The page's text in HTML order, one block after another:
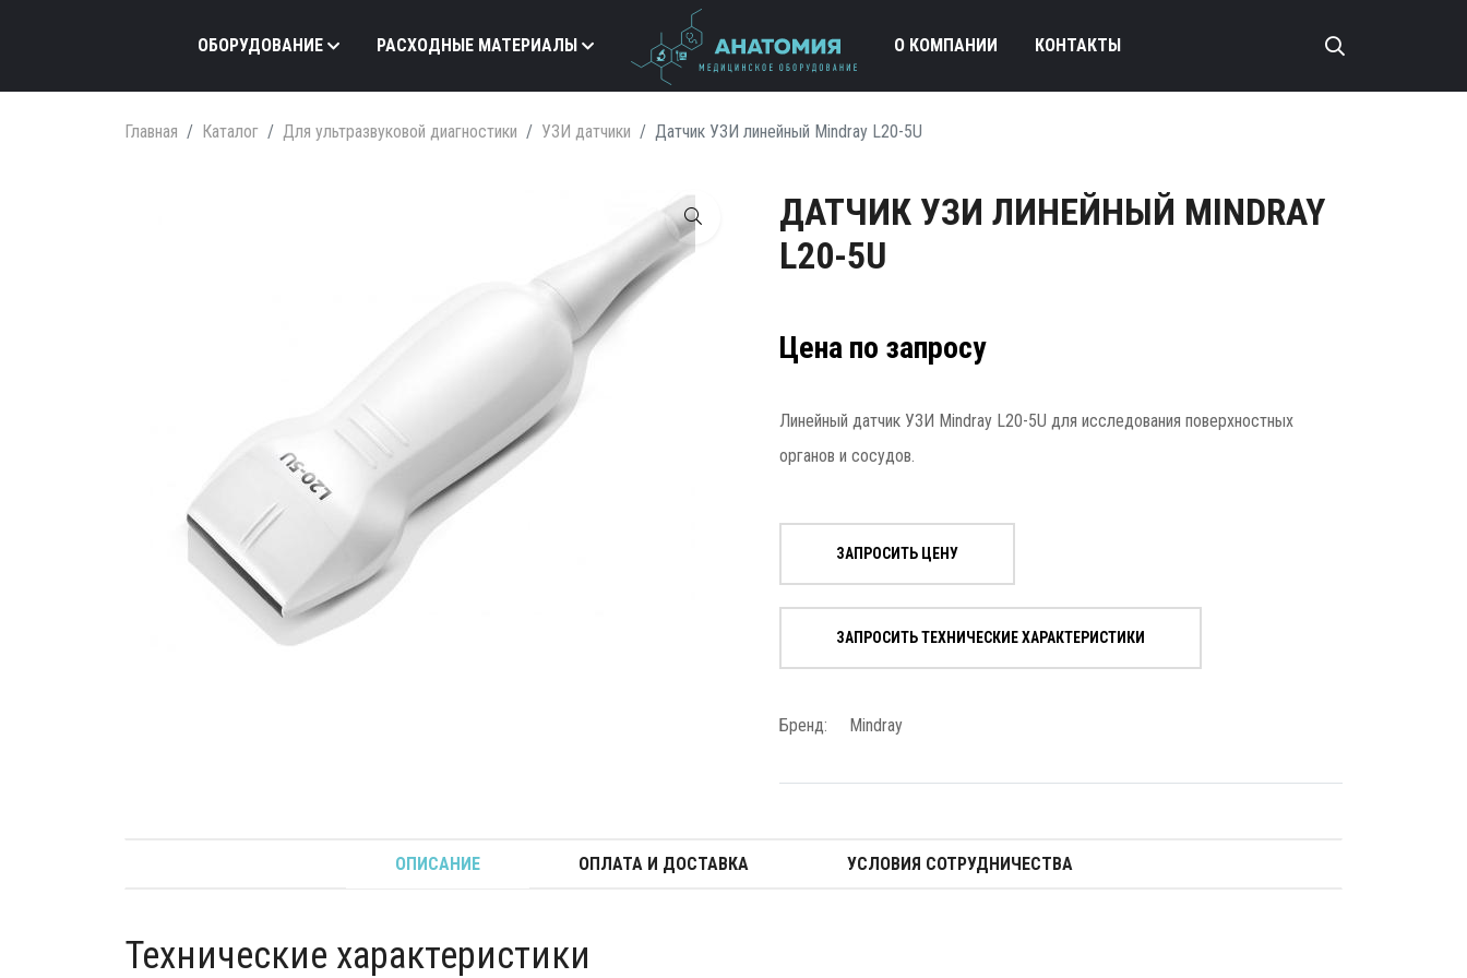
ОБОРУДОВАНИЕ РАСХОДНЫЕ МАТЕРИАЛЫ О КОМПАНИИ КОНТАКТЫ
Главная Каталог Для ультразвуковой диагностики УЗИ датчики Датчик УЗИ линейный Mindray L20-5U
ДАТЧИК УЗИ ЛИНЕЙНЫЙ MINDRAY
L20-5U
Цена по запросу
Линейный датчик УЗИ Mindray L20-5U для исследования поверхностных
органов и сосудов.
ЗАПРОСИТЬ ЦЕНУ
ЗАПРОСИТЬ ТЕХНИЧЕСКИЕ ХАРАКТЕРИСТИКИ
Бренд: Mindray
ОПИСАНИЕ ОПЛАТА И ДОСТАВКА УСЛОВИЯ СОТРУДНИЧЕСТВА
Технические характеристики